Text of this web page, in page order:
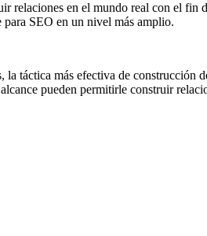
en el mundo real con el fin
SEO en un nivel más amplio.
táctica más efectiva de construcción
pueden permitirle construir